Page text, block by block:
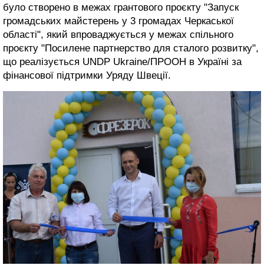
було створено в межах грантового проєкту "Запуск
громадських майстерень у 3 громадах Черкаської
області", який впроваджується у межах спільного
проєкту "Посилене партнерство для сталого розвитку",
що реалізується UNDP Ukraine/ПРООН в Україні за
фінансової підтримки Уряду Швеції.